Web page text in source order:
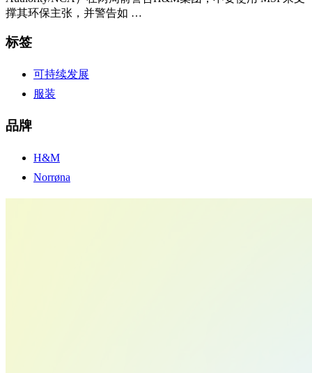
撑其环保主张，并警告如 …
标签
可持续发展
服装
品牌
H&M
Norrøna